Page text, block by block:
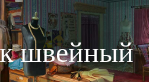
швейный